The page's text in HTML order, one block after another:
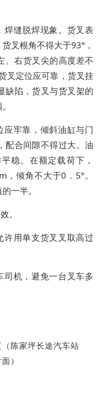
焊缝脱焊现象。货叉表
叉根角不得大于93°，
、右货叉尖的高度差不
叉定位应可靠，货叉挂
缺陷，货叉与货叉架的
牢靠，倾斜油缸与门
配合间隙不得过大。油
稳。在额定载荷下，
倾角不大于0．5°。
一半。
。
许用单支货叉叉取高过
机，避免一台叉车多
陈家坪长途汽车站
）